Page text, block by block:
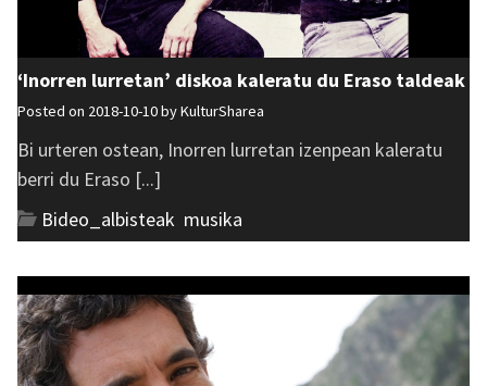
‘Inorren lurretan’ diskoa kaleratu du Eraso taldeak
Posted on 2018-10-10 byKulturSharea
Bi urteren ostean, Inorren lurretan izenpean kaleratu
berri du Eraso [...]
Bideo_albisteak musika